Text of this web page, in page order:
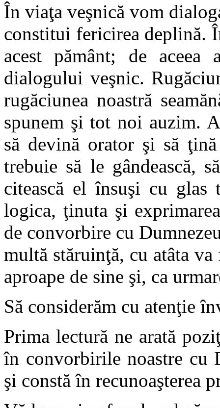
În viaţa veşnică vom
constitui fericirea deplină.
acest pământ; de
dialogului veşnic.
rugăciunea noastră
spunem şi tot noi auzim.
să devină orator şi să
trebuie să le gândească,
citească el însuşi cu
logica, ţinuta şi
de convorbire cu
multă stăruinţă, cu atâta
aproape de sine şi, ca
Să considerăm cu atenţie
Prima lectură ne arată
în convorbirile noastre cu
şi constă în recunoaşterea